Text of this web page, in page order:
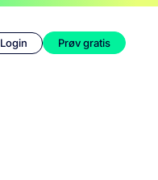
Login Prøv gratis